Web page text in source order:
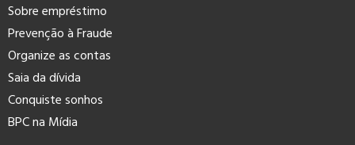
Sobre empréstimo
Prevenção à Fraude
Organize as contas
Saia da dívida
Conquiste sonhos
BPC na Mídia